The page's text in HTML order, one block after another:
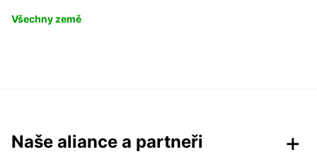
Všechny země
Naše aliance a partneři